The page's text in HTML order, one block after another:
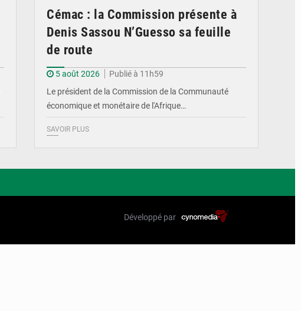
Cémac : la Commission présente à
Denis Sassou N’Guesso sa feuille
de route
5 août 2026
Publié à 11h59
Le président de la Commission de la Communauté
économique et monétaire de l'Afrique…
SAVOIR PLUS
Développé par